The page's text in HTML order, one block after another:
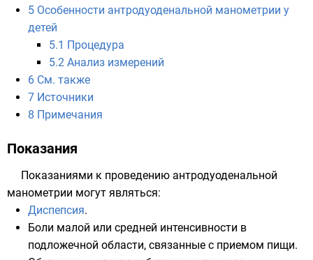
5 Особенности антродуоденальной манометрии у
детей
5.1 Процедура
5.2 Анализ измерений
6 См. также
7 Источники
8 Примечания
Показания
Показаниями к проведению антродуоденальной
манометрии могут являться:
Диспепсия.
Боли малой или средней интенсивности в
подложечной области, связанные с приемом пищи.